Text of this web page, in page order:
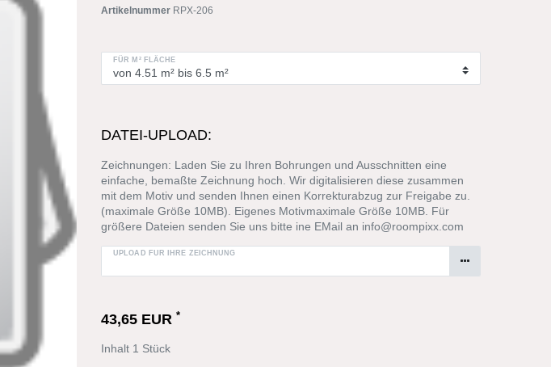
Artikelnummer RPX-206
FÜR M² FLÄCHE
DATEI-UPLOAD:
Zeichnungen: Laden Sie zu Ihren Bohrungen und Ausschnitten eine
einfache, bemaßte Zeichnung hoch. Wir digitalisieren diese zusammen
mit dem Motiv und senden Ihnen einen Korrekturabzug zur Freigabe zu.
(maximale Größe 10MB). Eigenes Motivmaximale Größe 10MB. Für
größere Dateien senden Sie uns bitte ine EMail an info@roompixx.com
UPLOAD FÜR IHRE ZEICHNUNG
43,65 EUR *
Inhalt 1 Stück